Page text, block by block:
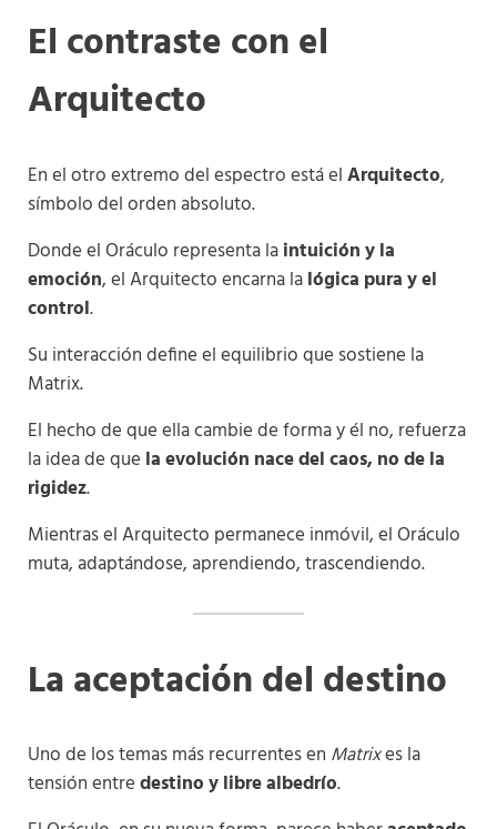
El contraste con el
Arquitecto
En el otro extremo del espectro está elArquitecto,
símbolo del orden absoluto.
Donde el Oráculo representa laintuición y la
emoción, el Arquitecto encarna lalógica pura y el
control.
Su interacción define el equilibrio que sostiene la
Matrix.
El hecho de que ella cambie de forma y él no, refuerza
la idea de que la evolución nace del caos, no de la
rigidez.
Mientras el Arquitecto permanece inmóvil, el Oráculo
muta, adaptándose, aprendiendo, trascendiendo.
La aceptación del destino
Uno de los temas más recurrentes en Matrixes la
tensión entredestino y libre albedrío.